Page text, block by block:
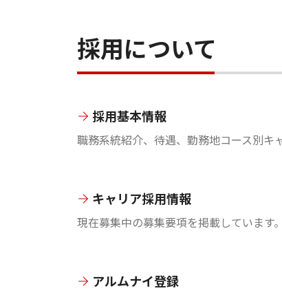
採用について
採用基本情報
職務系統紹介、待遇、勤務地コース別キ
キャリア採用情報
現在募集中の募集要項を掲載しています。
アルムナイ登録